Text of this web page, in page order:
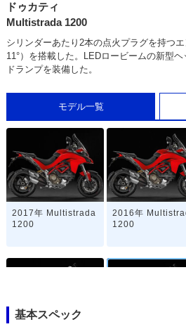
ドゥカティ
Multistrada 1200
シリンダーあたり2本の点火プラグを持つ
11°）を搭載した。LEDロービームの新型
ドランプを装備した。
モデル一覧
2017年 Multistrada
1200
2016年
1200
基本スペック